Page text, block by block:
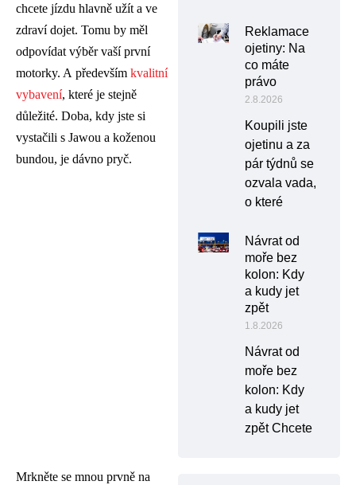
chcete jízdu hlavně užít a ve
zdraví dojet. Tomu by měl
odpovídat výběr vaší první
motorky. A především kvalitní
vybavení, které je stejně
důležité. Doba, kdy jste si
vystačili s Jawou a koženou
bundou, je dávno pryč.
Mrkněte se mnou prvně na
Reklamace
ojetiny: Na
co máte
právo
2.8.2026
Koupili jste
ojetinu a za
pár týdnů se
ozvala vada,
o které
Návrat od
moře bez
kolon: Kdy
a kudy jet
zpět
1.8.2026
Návrat od
moře bez
kolon: Kdy
a kudy jet
zpět Chcete